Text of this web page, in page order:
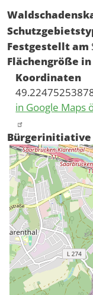
Festgestellt am
Flächengröße
Koordinaten
in Google Maps